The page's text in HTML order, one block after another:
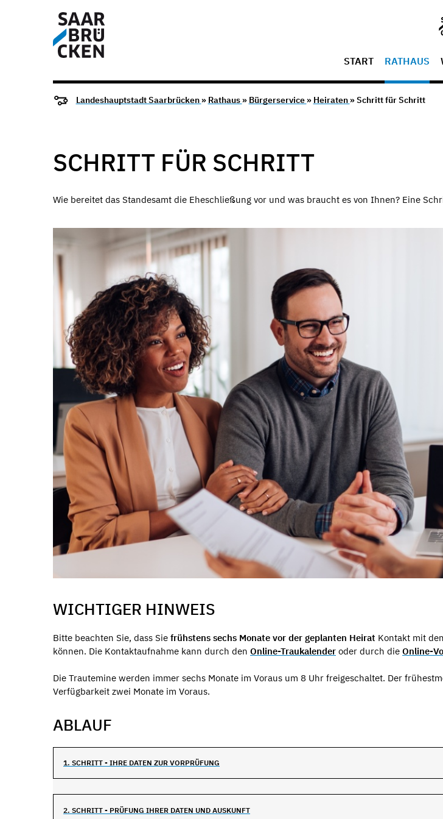
START RATHAUS
Landeshauptstadt Saarbrücken » Rathaus » Bürgerservice » Heiraten » Schritt für Schritt
SCHRITT FÜR SCHRITT
Wie bereitet das Standesamt die Eheschließung vor und was braucht es von Ihnen? Eine
WICHTIGER HINWEIS
Bitte beachten Sie, dass Sie frühstens sechs Monate vor der geplanten Heirat Kontakt mit
können. Die Kontaktaufnahme kann durch den Online-Traukalender oder durch die Online-
Die Trautemine werden immer sechs Monate im Voraus um 8 Uhr freigeschaltet. Der
Verfügbarkeit zwei Monate im Voraus.
ABLAUF
1. SCHRITT - IHRE DATEN ZUR VORPRÜFUNG
2. SCHRITT - PRÜFUNG IHRER DATEN UND AUSKUNFT